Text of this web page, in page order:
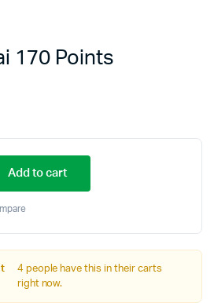
170 Points
Add to cart
4 people have this in their carts
right now.